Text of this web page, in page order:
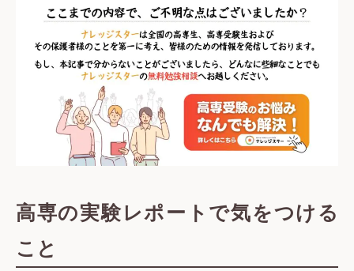
高専の実験レポートで気をつける
こと